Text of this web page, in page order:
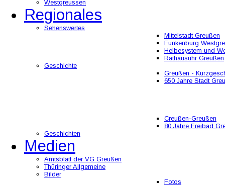
Westgreussen
Regionales
Sehenswertes
Mittelstadt Greußen
Funkenburg
Helbesystem und
Rathausuhr Greußen
Geschichte
Greußen -
650 Jahre Stadt
Creußen-Greußen
80 Jahre Freibad
Geschichten
Medien
Amtsblatt der VG Greußen
Thüringer Allgemeine
Bilder
Fotos